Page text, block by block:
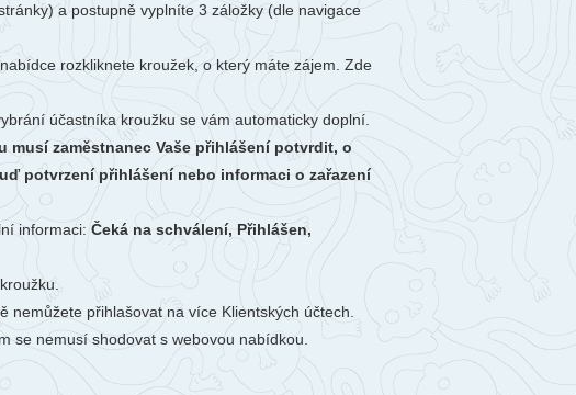
a postupně vyplníte 3 záložky (dle navigace
rozkliknete kroužek, o který máte zájem. Zde
účastníka kroužku se vám automaticky doplní.
musí zaměstnanec Vaše přihlášení potvrdit, o
potvrzení přihlášení nebo informaci o zařazení
informaci: Čeká na schválení, Přihlášen,
přihlašovat na více Klientských účtech.
se nemusí shodovat s webovou nabídkou.